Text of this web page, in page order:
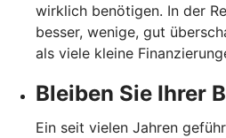
wirklich benötigen. In der
besser, wenige, gut
als viele kleine
Bleiben Sie Ihrer
Ein seit vielen Jahren